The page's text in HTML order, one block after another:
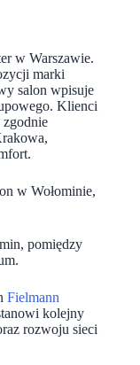
w Warszawie.
marki
salon wpisuje
Klienci
zgodnie
w Wołominie,
pomiędzy
Fielmann
kolejny
rozwoju sieci